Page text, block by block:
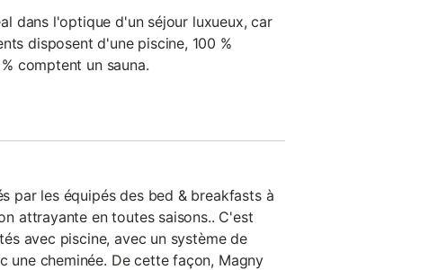
dans l'optique d'un séjour luxueux, car
disposent d'une piscine, 100 %
comptent un sauna.
par les équipés des bed & breakfasts à
attrayante en toutes saisons.. C'est
avec piscine, avec un système de
une cheminée. De cette façon, Magny